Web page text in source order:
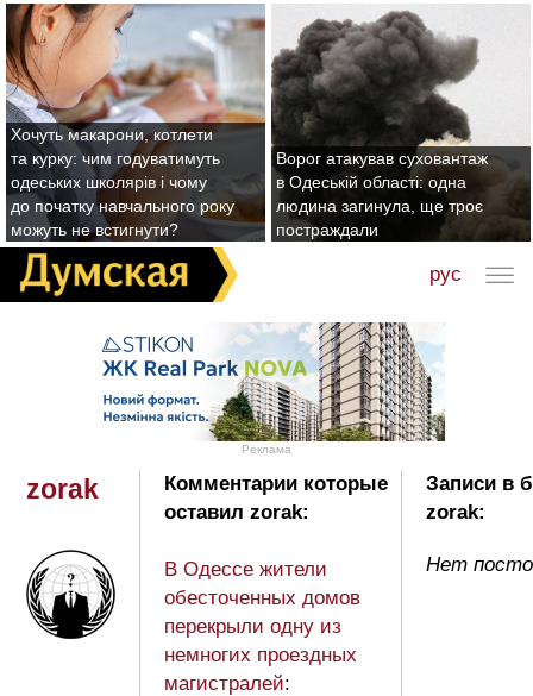
Хочуть макарони, котлети
та курку: чим годуватимуть
одеських школярів і чому
до початку навчального року
можуть не встигнути?
Ворог атакував суховантаж
в Одеській області: одна
людина загинула, ще троє
постраждали
рус
Реклама
zorak
Комментарии которые
оставил zorak:
В Одессе жители
обесточенных домов
перекрыли одну из
немногих проездных
магистралей:
Записи в
zorak:
Нет